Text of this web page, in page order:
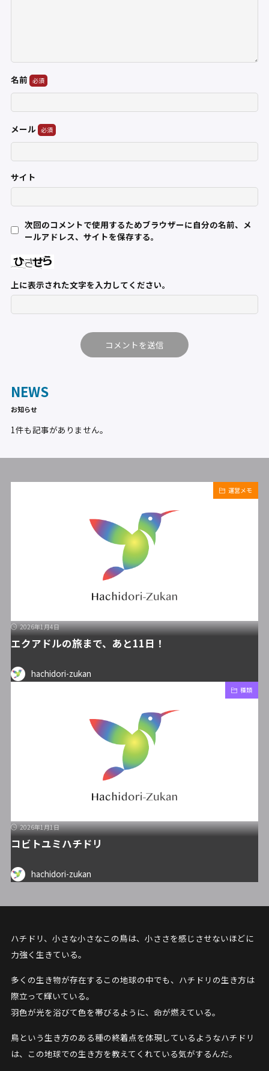
名前
メール
サイト
次回のコメントで使用するためブラウザーに自分の名前、メ
ールアドレス、サイトを保存する。
上に表示された文字を入力してください。
NEWS
お知らせ
1件も記事がありません。
運営メモ
2026年1月4日
エクアドルの旅まで、あと11日！
hachidori-zukan
種類
2026年1月1日
コビトユミハチドリ
hachidori-zukan
ハチドリ、小さな小さなこの鳥は、小ささを感じさせないほどに
力強く生きている。
多くの生き物が存在するこの地球の中でも、ハチドリの生き方は
際立って輝いている。
羽色が光を浴びて色を帯びるように、命が燃えている。
鳥という生き方のある種の終着点を体現しているようなハチドリ
は、この地球での生き方を教えてくれている気がするんだ。